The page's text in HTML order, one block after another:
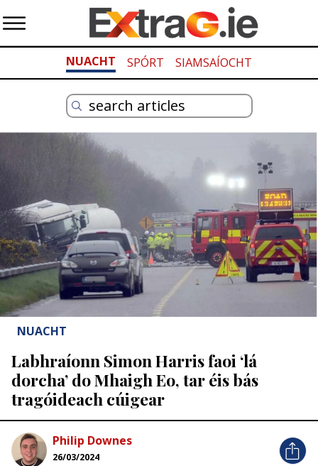
NUACHT SPÓRT SIAMSAÍOCHT
NUACHT
Labhraíonn Simon Harris faoi ‘lá
dorcha’ do Mhaigh Eo, tar éis bás
tragóideach cúigear
Philip Downes
26/03/2024